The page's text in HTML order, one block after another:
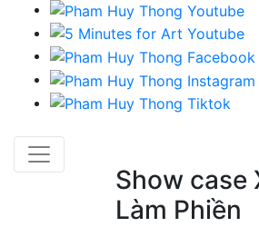
Show case
Làm Phiền